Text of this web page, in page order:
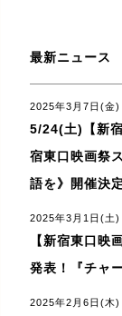
最新ニュース
2025年3月7日(金)
5/24(土)【新
宿東口映画祭
語を》開催決
2025年3月1日(土)
【新宿東口映
発表！『チャ
2025年2月6日(木)